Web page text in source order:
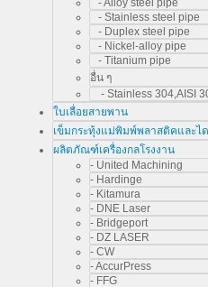
- Alloy steel pipe
- Stainless steel pipe
- Duplex steel pipe
- Nickel-alloy pipe
- Titanium pipe
อื่น ๆ
- Stainless 304,AISI
ใบเลื่อยสายพาน
เข็มกระทุ้งแม่พิมพ์พลาสติคและไ
ผลิตภัณฑ์เครื่องกลโรงงาน
- United Machining
- Hardinge
- Kitamura
- DNE Laser
- Bridgeport
- DZ LASER
- CW
- AccurPress
- FFG